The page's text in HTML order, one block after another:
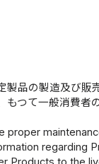
品の製造及び販
つて一般消費者
proper
regarding